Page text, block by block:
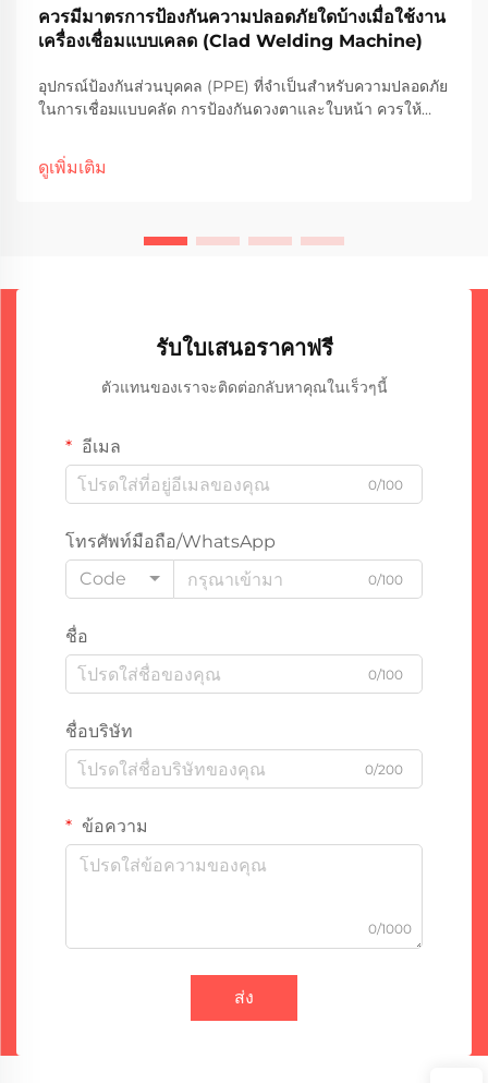
ควรมีมาตรการป้องกันความปลอดภัยใดบ้างเมื่อใช้งาน
เครื่องเชื่อมแบบเคลด (Clad Welding Machine)
อุปกรณ์ป้องกันส่วนบุคคล (PPE) ที่จำเป็นสำหรับความปลอดภัย
ในการเชื่อมแบบคลัด การป้องกันดวงตาและใบหน้า ควรให้
เพราะประกายไฟและรังสีอัลตราไวโอเลตที่เกิดขึ้นสามารถก่อ
ให้เกิดอันตรายได้ แว่นตาหรือหน้ากากป้องกันไม่ใช่แค่คำ
ดูเพิ่มเติม
รับใบเสนอราคาฟรี
ตัวแทนของเราจะติดต่อกลับหาคุณในเร็วๆนี้
อีเมล
0/100
โทรศัพท์มือถือ/WhatsApp
Code
0/100
ชื่อ
0/100
ชื่อบริษัท
0/200
ข้อความ
0/1000
ส่ง